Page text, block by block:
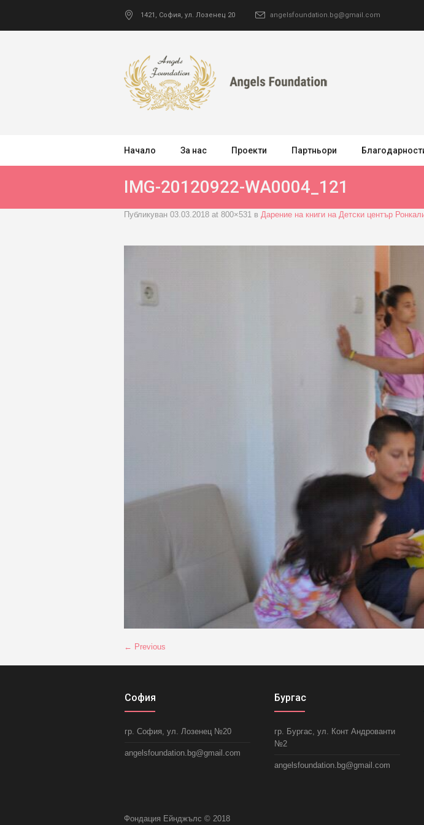
1421 , София, ул. Лозенец 20 angelsfoundation.bg@gmail.com
Начало За нас Проекти Партньори
IMG-20120922-WA0004_121
Публикуван 03.03.2018 at 800×531 в Дарение на книги на Детски център
← Previous
София
гр. София, ул. Лозенец №20
angelsfoundation.bg@gmail.com
Бургас
гр. Бургас, ул. Конт Андрованти
№2
angelsfoundation.bg@gmail.com
Фондация Ейнджълс © 2018